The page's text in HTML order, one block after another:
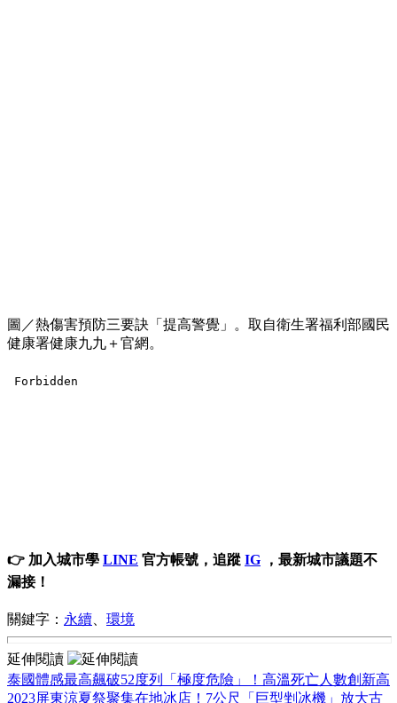
圖／熱傷害預防三要訣「提高警覺」。取自衛生署福利部國民
健康署健康九九＋官網。
👉 加入城市學 LINE 官方帳號，追蹤 IG ，最新城市議題不
漏接！
關鍵字： 永續、 環境
延伸閱讀
泰國體感最高飆破52度列「極度危險」！高溫死亡人數創新高
2023屏東涼夏祭聚集在地冰店！7公尺「巨型剉冰機」放大古